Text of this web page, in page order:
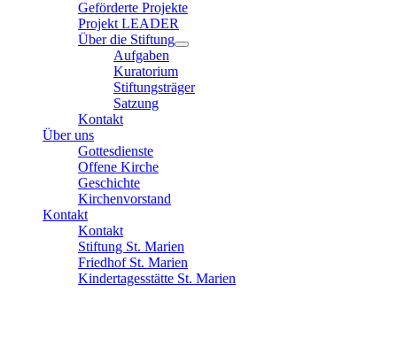
Geförderte Projekte
Projekt LEADER
Über die Stiftung
Aufgaben
Kuratorium
Stiftungsträger
Satzung
Kontakt
Über uns
Gottesdienste
Offene Kirche
Geschichte
Kirchenvorstand
Kontakt
Kontakt
Stiftung St. Marien
Friedhof St. Marien
Kindertagesstätte St. Marien